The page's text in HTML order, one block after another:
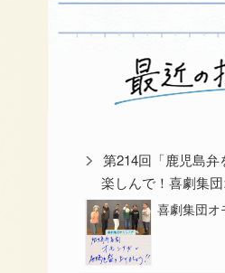
第214回「鹿児島弁
楽しんで！喜劇集団
喜劇集団